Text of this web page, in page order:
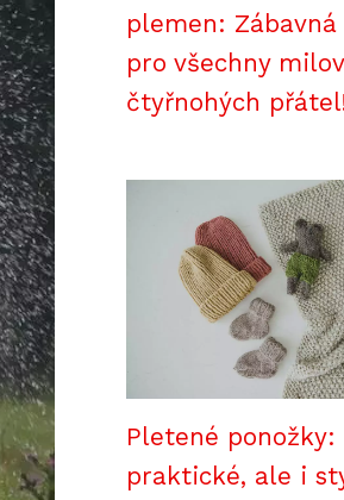
plemen:
pro všechny
čtyřnohých
Pletené ponožky:
praktické, ale i